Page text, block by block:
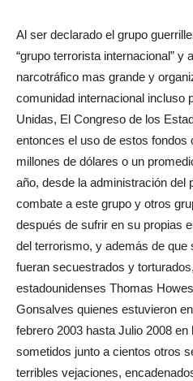
Al ser declarado el grupo
“grupo terrorista internacional” y
narcotráfico mas grande y
comunidad internacional incluso
Unidas, El Congreso de los
entonces el uso de estos fondos
millones de dólares o un
año, desde la administración del
combate a este grupo y otros
después de sufrir en su propias
del terrorismo, y además de que
fueran secuestrados y
estadounidenses Thomas
Gonsalves quienes estuvieron
febrero 2003 hasta Julio 2008
sometidos junto a cientos otros
terribles vejaciones,